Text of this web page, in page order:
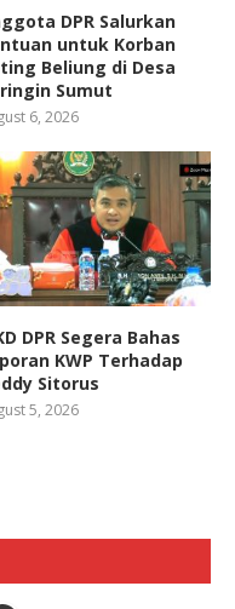
DPR Salurkan
untuk Korban
Beliung di Desa
Sumut
6, 2026
DPR Segera Bahas
KWP Terhadap
Sitorus
5, 2026